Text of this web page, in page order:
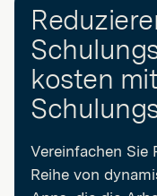
kosten
Vereinfachen Sie
Reihe von